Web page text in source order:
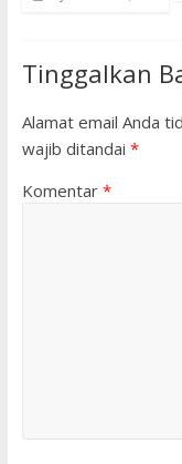
Tinggalkan
Alamat email Anda
wajib ditandai *
Komentar *